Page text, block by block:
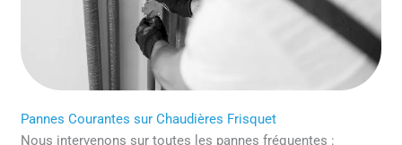
Pannes Courantes sur Chaudières Frisquet
Nous intervenons sur toutes les pannes fréquentes :